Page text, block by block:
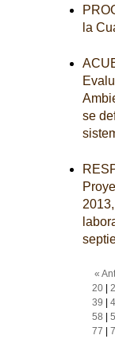
la
se
«
20|
39
58
77